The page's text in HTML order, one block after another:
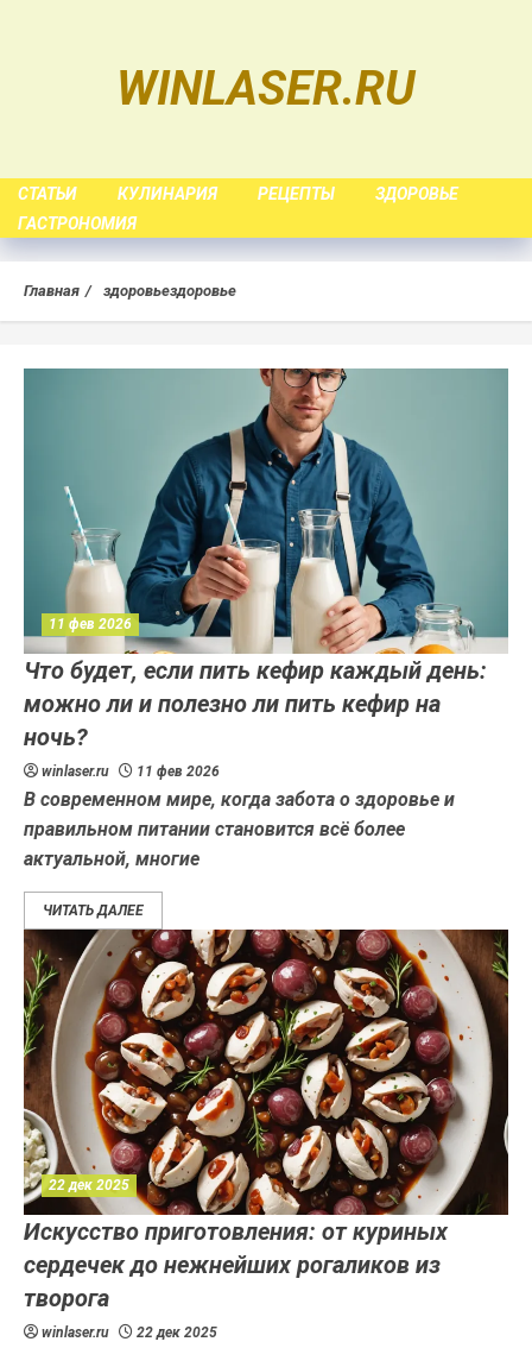
WINLASER.RU
СТАТЬИ КУЛИНАРИЯ РЕЦЕПТЫ
ЗДОРОВЬЕ
ГАСТРОНОМИЯ
Главная здоровьездоровье
11 фев 2026
Что будет, если пить кефир каждый день:
можно ли и полезно ли пить кефир на
ночь?
winlaser.ru 11 фев 2026
В современном мире, когда забота о здоровье и
правильном питании становится всё более
актуальной, многие
ЧИТАТЬ ДАЛЕЕ
22 дек 2025
Искусство приготовления: от куриных
сердечек до нежнейших рогаликов из
творога
winlaser.ru 22 дек 2025